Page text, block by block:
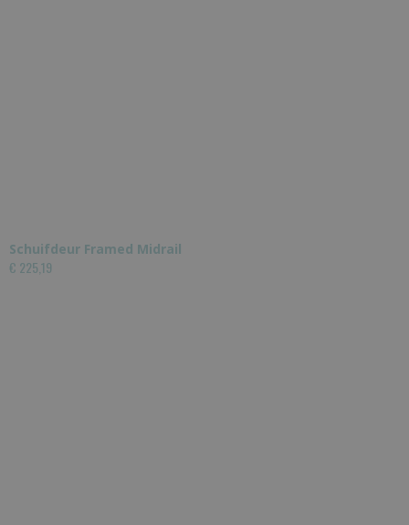
Schuifdeur Framed Midrail
€ 225,19